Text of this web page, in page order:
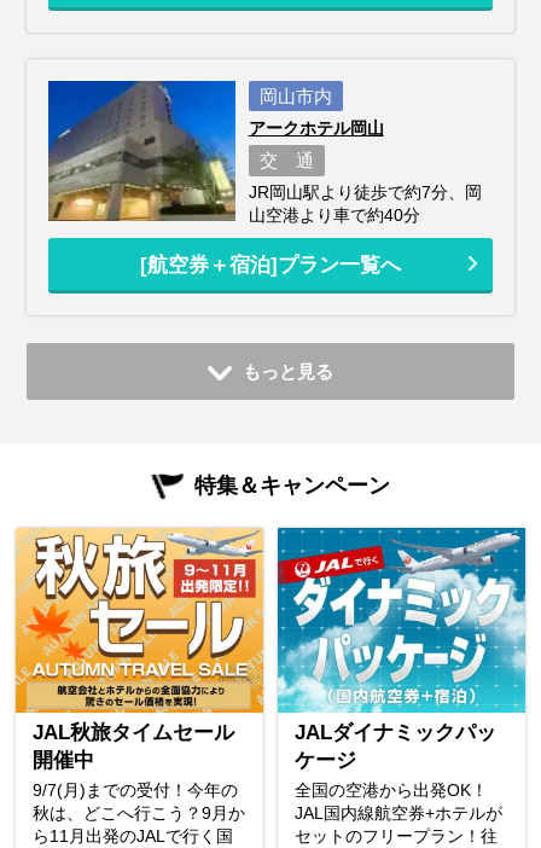
岡山市内
アークホテル岡山
交 通
JR岡山駅より徒歩で約7分、岡
山空港より車で約40分
[航空券＋宿泊]プラン一覧へ
もっと見る
特集＆キャンペーン
JAL秋旅タイムセール
開催中
9/7(月)までの受付！今年の
秋は、どこへ行こう？9月か
ら11月出発のJALで行く国
JALダイナミックパッ
ケージ
全国の空港から出発OK！
JAL国内線航空券+ホテルが
セットのフリープラン！往